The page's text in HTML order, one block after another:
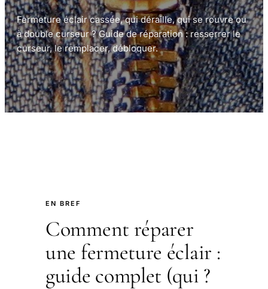
Fermeture éclair cassée, qui déraille, qui se rouvre ou
à double curseur ? Guide de réparation : resserrer le
curseur, le remplacer, débloquer.
EN BREF
Comment réparer
une fermeture éclair :
guide complet (qui ?